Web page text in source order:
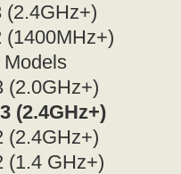
(2.4GHz+)
(1400MHz+)
(2.0GHz+)
(2.4GHz+)
(2.4GHz+)
(1.4 GHz+)